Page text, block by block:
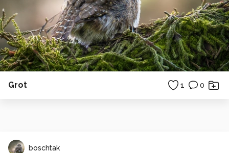
Grot 1 0
boschtak